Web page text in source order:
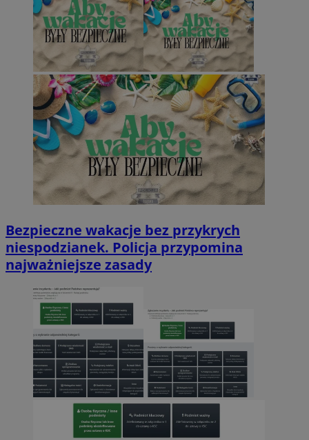
Bezpieczne wakacje bez przykrych
niespodzianek. Policja przypomina
najważniejsze zasady